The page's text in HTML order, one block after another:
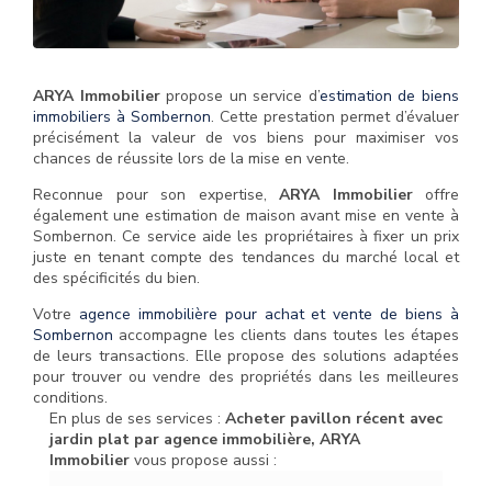
ARYA Immobilierpropose un service d’estimation de biens
immobiliers à Sombernon. Cette prestation permet d’évaluer
précisément la valeur de vos biens pour maximiser vos
chances de réussite lors de la mise en vente.
Reconnue pour son expertise, ARYA Immobilieroffre
également une estimation de maison avant mise en vente à
Sombernon. Ce service aide les propriétaires à fixer un prix
juste en tenant compte des tendances du marché local et
des spécificités du bien.
Votre agence immobilière pour achat et vente de biens à
Sombernon accompagne les clients dans toutes les étapes
de leurs transactions. Elle propose des solutions adaptées
pour trouver ou vendre des propriétés dans les meilleures
conditions.
En plus de ses services : Acheter pavillon récent avec
jardin plat par agence immobilière, ARYA
Immobilier vous propose aussi :